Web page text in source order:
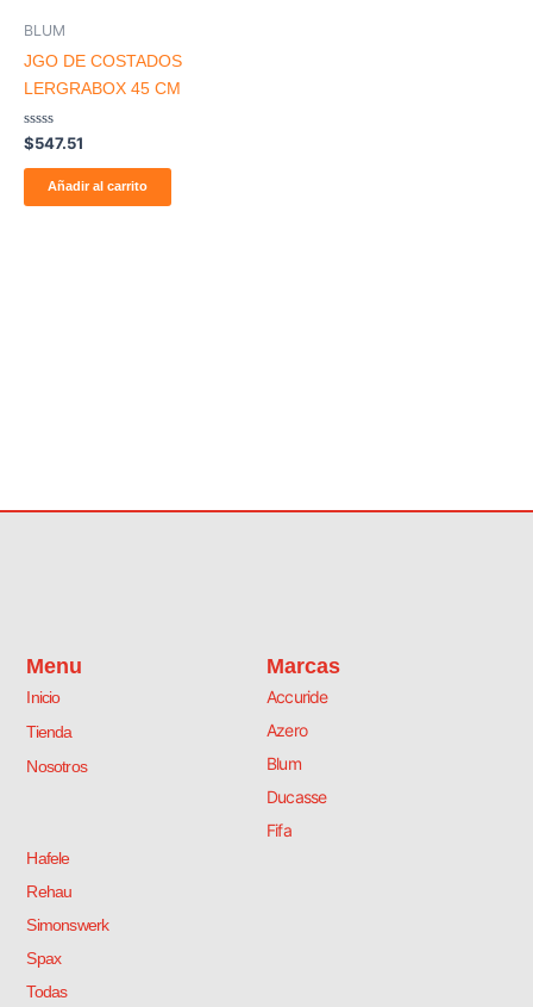
BLUM
JGO DE COSTADOS
LERGRABOX 45 CM
Valorado
con
0
$547.51
Añadir al carrito
Menu
Inicio
Tienda
Nosotros
Marcas
Accuride
Azero
Blum
Ducasse
Fifa
Hafele
Rehau
Simonswerk
Spax
Todas